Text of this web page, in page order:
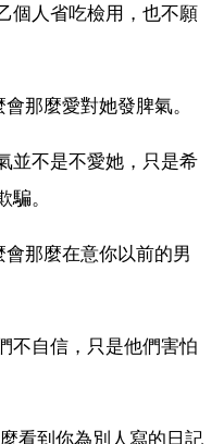
個人省吃檢用，也不願
那麼愛對她發脾氣。
並不是不愛她，只是希
。
那麼在意你以前的男
不自信，只是他們害怕
看到你為別人寫的日記